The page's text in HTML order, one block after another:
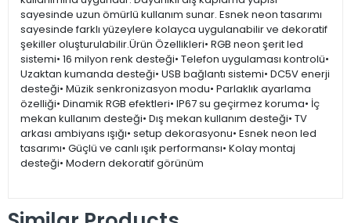
sayesinde uzun ömürlü kullanım sunar. Esnek neon tasarımı
sayesinde farklı yüzeylere kolayca uygulanabilir ve dekoratif
şekiller oluşturulabilir.Ürün Özellikleri• RGB neon şerit led
sistemi• 16 milyon renk desteği• Telefon uygulaması kontrolü•
Uzaktan kumanda desteği• USB bağlantı sistemi• DC5V enerji
desteği• Müzik senkronizasyon modu• Parlaklık ayarlama
özelliği• Dinamik RGB efektleri• IP67 su geçirmez koruma• İç
mekan kullanım desteği• Dış mekan kullanım desteği• TV
arkası ambiyans ışığı• setup dekorasyonu• Esnek neon led
tasarımı• Güçlü ve canlı ışık performansı• Kolay montaj
desteği• Modern dekoratif görünüm